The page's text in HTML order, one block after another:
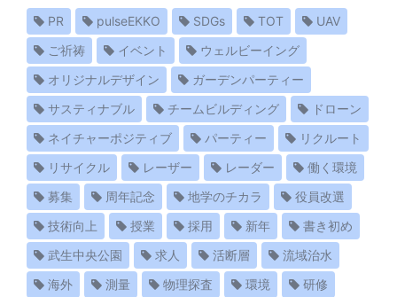
PR pulseEKKO SDGs TOT
UAV
ご祈祷
イベント
ウェルビーイング
オリジナルデザイン
ガーデンパーティー
サスティナブル
チームビルディング
ドローン
ネイチャーポジティブ
パーティー
リクルート
リサイクル
レーザー レーダー
働く環境
募集
周年記念 地学のチカラ
役員改選
技術向上
授業 採用 新年
書き初め
武生中央公園
求人 活断層
流域治水
海外
測量 物理探査 環境
研修